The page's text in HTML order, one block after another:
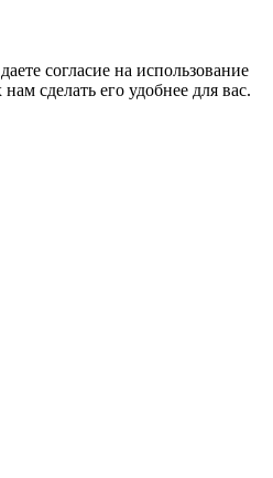
согласие на использование
сделать его удобнее для вас.